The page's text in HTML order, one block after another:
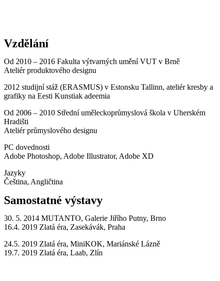
Vzdělání
Od 2010 – 2016 Fakulta výtvarných umění VUT v Brně
Ateliér produktového designu
2012 studijní stáž (ERASMUS) v Estonsku Tallinn, ateliér kresby a
grafiky na Eesti Kunstiak adeemia
Od 2006 – 2010 Střední uměleckoprůmyslová škola v Uherském
Hradišti
Ateliér průmyslového designu
PC dovednosti
Adobe Photoshop, Adobe Illustrator, Adobe XD
Jazyky
Čeština, Angličtina
Samostatné výstavy
30. 5. 2014 MUTANTO, Galerie Jiřího Putny, Brno
16.4. 2019 Zlatá éra, Zasekávák, Praha
24.5. 2019 Zlatá éra, MiniKOK, Mariánské Lázně
19.7. 2019 Zlatá éra, Laab, Zlín